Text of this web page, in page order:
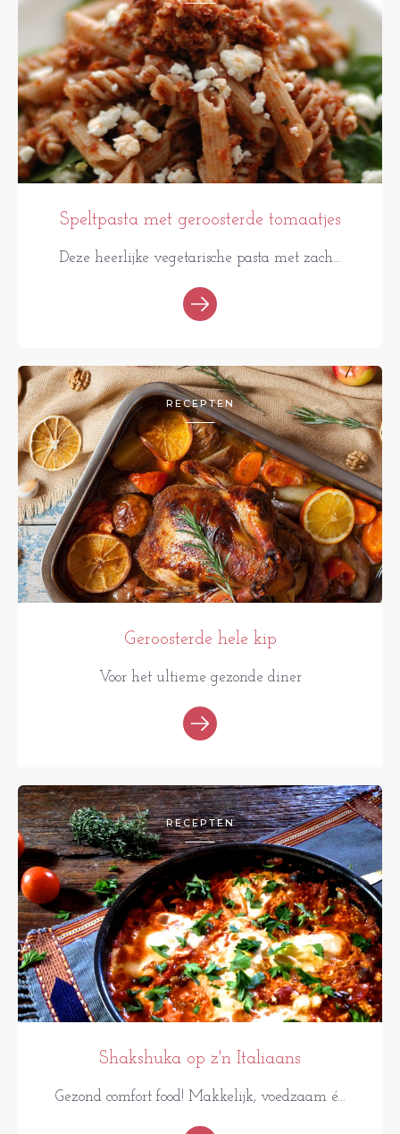
Speltpasta met geroosterde tomaatjes
Deze heerlijke vegetarische pasta met zach...
RECEPTEN
Geroosterde hele kip
Voor het ultieme gezonde diner
RECEPTEN
Shakshuka op z'n Italiaans
Gezond comfort food! Makkelijk, voedzaam é...